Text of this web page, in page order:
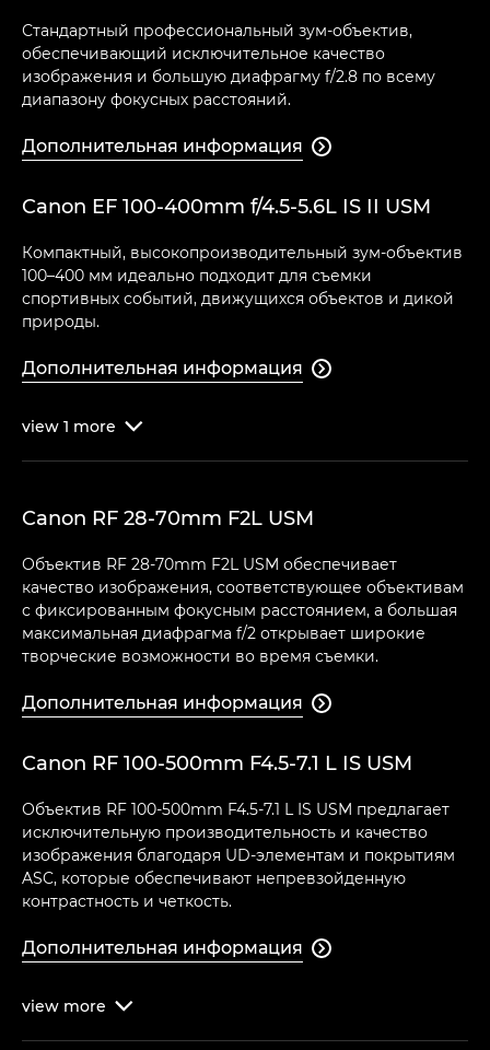
Стандартный профессиональный зум-объектив,
обеспечивающий исключительное качество
изображения и большую диафрагму f/2.8 по всему
диапазону фокусных расстояний.
Дополнительная информация 
Canon EF 100-400mm f/4.5-5.6L IS II USM
Компактный, высокопроизводительный зум-объектив
100–400 мм идеально подходит для съемки
спортивных событий, движущихся объектов и дикой
природы.
Дополнительная информация 
view 1 more 
Canon RF 28-70mm F2L USM
Объектив RF 28-70mm F2L USM обеспечивает
качество изображения, соответствующее объективам
с фиксированным фокусным расстоянием, а большая
максимальная диафрагма f/2 открывает широкие
творческие возможности во время съемки.
Дополнительная информация 
Canon RF 100-500mm F4.5-7.1 L IS USM
Объектив RF 100-500mm F4.5-7.1 L IS USM предлагает
исключительную производительность и качество
изображения благодаря UD-элементам и покрытиям
ASC, которые обеспечивают непревзойденную
контрастность и четкость.
Дополнительная информация 
view more 